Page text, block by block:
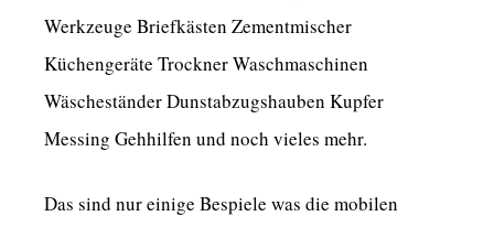
Werkzeuge Briefkästen Zementmischer
Küchengeräte Trockner Waschmaschinen
Wäscheständer Dunstabzugshauben Kupfer
Messing Gehhilfen und noch vieles mehr.
Das sind nur einige Bespiele was die mobilen